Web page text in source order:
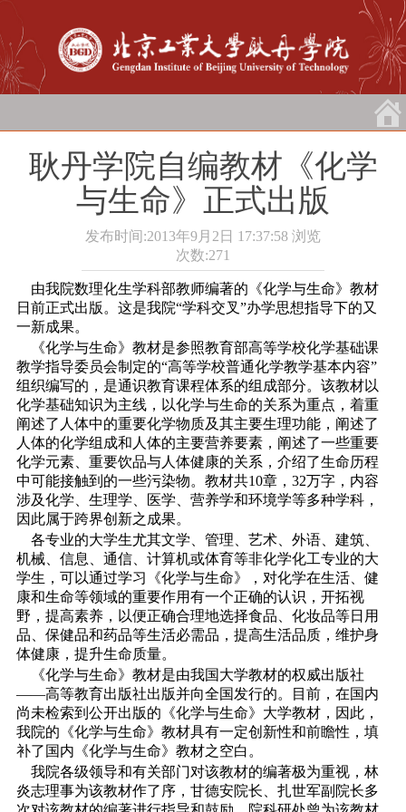
耿丹学院自编教材《化学
与生命》正式出版
发布时间:2013年9月2日 17:37:58 浏览
次数:271
由我院数理化生学科部教师编著的《化学与生命》教材
日前正式出版。这是我院“学科交叉”办学思想指导下的又
一新成果。
《化学与生命》教材是参照教育部高等学校化学基础课
教学指导委员会制定的“高等学校普通化学教学基本内容”
组织编写的，是通识教育课程体系的组成部分。该教材以
化学基础知识为主线，以化学与生命的关系为重点，着重
阐述了人体中的重要化学物质及其主要生理功能，阐述了
人体的化学组成和人体的主要营养要素，阐述了一些重要
化学元素、重要饮品与人体健康的关系，介绍了生命历程
中可能接触到的一些污染物。教材共10章，32万字，内容
涉及化学、生理学、医学、营养学和环境学等多种学科，
因此属于跨界创新之成果。
各专业的大学生尤其文学、管理、艺术、外语、建筑、
机械、信息、通信、计算机或体育等非化学化工专业的大
学生，可以通过学习《化学与生命》，对化学在生活、健
康和生命等领域的重要作用有一个正确的认识，开拓视
野，提高素养，以便正确合理地选择食品、化妆品等日用
品、保健品和药品等生活必需品，提高生活品质，维护身
体健康，提升生命质量。
《化学与生命》教材是由我国大学教材的权威出版社
――高等教育出版社出版并向全国发行的。目前，在国内
尚未检索到公开出版的《化学与生命》大学教材，因此，
我院的《化学与生命》教材具有一定创新性和前瞻性，填
补了国内《化学与生命》教材之空白。
我院各级领导和有关部门对该教材的编著极为重视，林
炎志理事为该教材作了序，甘德安院长、扎世军副院长多